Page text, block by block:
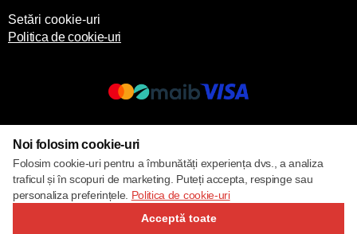
Setări cookie-uri
Politica de cookie-uri
Noi folosim cookie-uri
Folosim cookie-uri pentru a îmbunătăți experiența dvs., a analiza
traficul și în scopuri de marketing. Puteți accepta, respinge sau
personaliza preferințele. Politica de cookie-uri
Acceptă toate